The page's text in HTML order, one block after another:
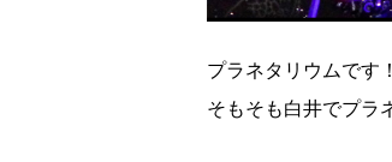
プラネタリウムです！
そもそも白井でプラ